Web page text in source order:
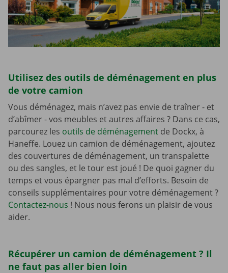
Utilisez des outils de déménagement en plus
de votre camion
Vous déménagez, mais n’avez pas envie de traîner - et
d’abîmer - vos meubles et autres affaires ? Dans ce cas,
parcourez les outils de déménagement de Dockx, à
Haneffe. Louez un camion de déménagement, ajoutez
des couvertures de déménagement, un transpalette
ou des sangles, et le tour est joué ! De quoi gagner du
temps et vous épargner pas mal d’efforts. Besoin de
conseils supplémentaires pour votre déménagement ?
Contactez-nous ! Nous nous ferons un plaisir de vous
aider.
Récupérer un camion de déménagement ? Il
ne faut pas aller bien loin